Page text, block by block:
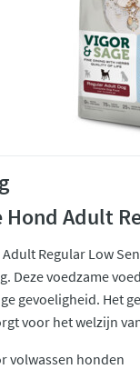
Hond Adult
Adult Regular Low
Deze voedzame
gevoeligheid. Het
voor het welzijn
volwassen honden